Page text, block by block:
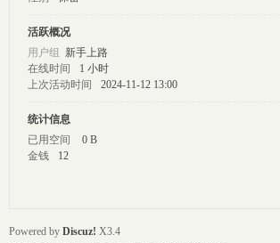
活跃概况
用户组 新手上路
在线时间
1 小时
上次活动时间
2024-11-12 13:00
统计信息
已用空间
0 B
金钱
12
Powered by Discuz! X3.4